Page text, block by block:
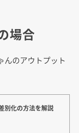
場合
んのアウトプット
別化の方法を解説